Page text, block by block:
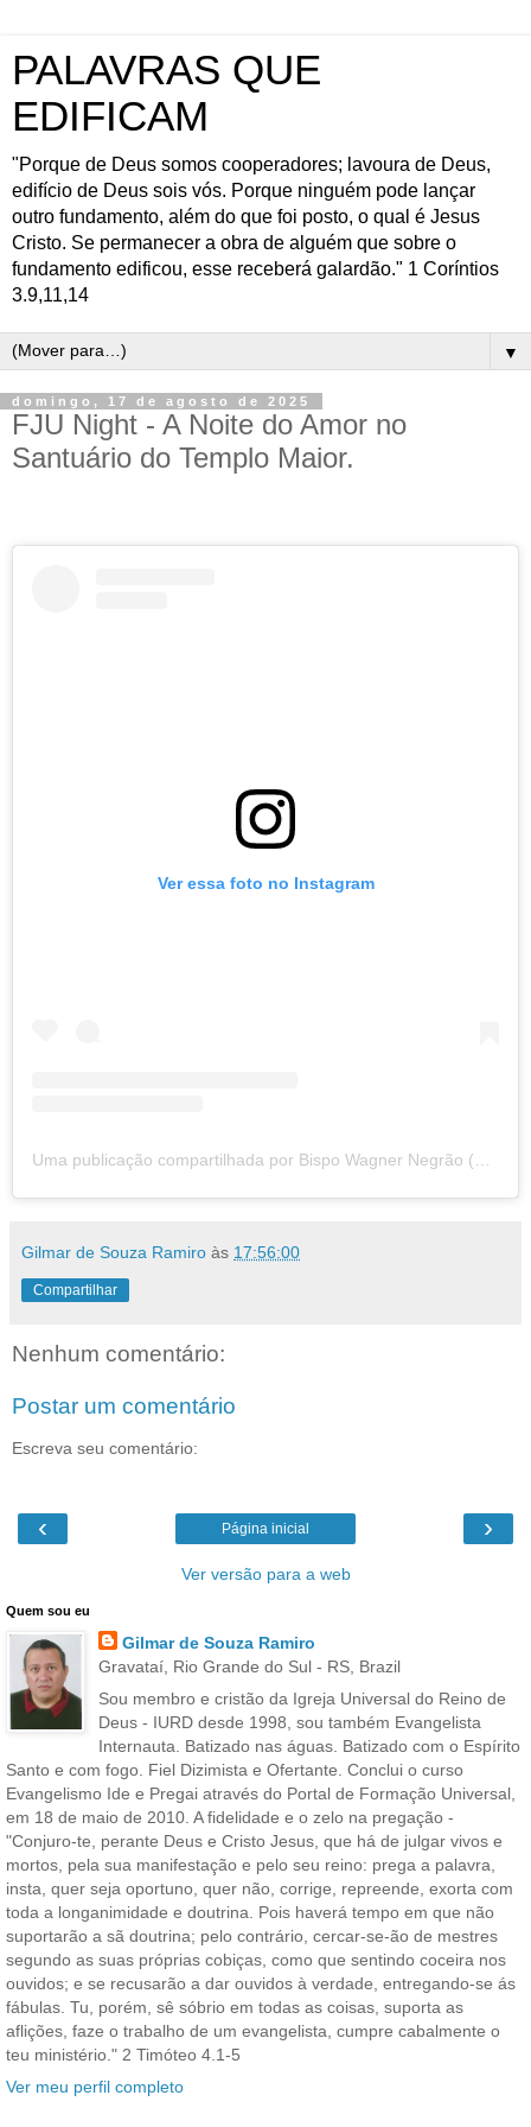
PALAVRAS QUE
EDIFICAM
"Porque de Deus somos cooperadores; lavoura de Deus,
edifício de Deus sois vós. Porque ninguém pode lançar
outro fundamento, além do que foi posto, o qual é Jesus
Cristo. Se permanecer a obra de alguém que sobre o
fundamento edificou, esse receberá galardão." 1 Coríntios
3.9,11,14
▼
domingo, 17 de agosto de 2025
FJU Night - A Noite do Amor no
Santuário do Templo Maior.
Ver essa foto no Instagram
Uma publicação compartilhada por Bispo Wagner Negrão (@bispowagnernegrao)
Gilmar de Souza Ramiro às 17:56:00
Compartilhar
Nenhum comentário:
Postar um comentário
Escreva seu comentário:
‹ ›
Página inicial
Ver versão para a web
Quem sou eu
Gilmar de Souza Ramiro
Gravataí, Rio Grande do Sul - RS, Brazil
Sou membro e cristão da Igreja Universal do Reino de
Deus - IURD desde 1998, sou também Evangelista
Internauta. Batizado nas águas. Batizado com o Espírito
Santo e com fogo. Fiel Dizimista e Ofertante. Conclui o curso
Evangelismo Ide e Pregai através do Portal de Formação Universal,
em 18 de maio de 2010. A fidelidade e o zelo na pregação -
"Conjuro-te, perante Deus e Cristo Jesus, que há de julgar vivos e
mortos, pela sua manifestação e pelo seu reino: prega a palavra,
insta, quer seja oportuno, quer não, corrige, repreende, exorta com
toda a longanimidade e doutrina. Pois haverá tempo em que não
suportarão a sã doutrina; pelo contrário, cercar-se-ão de mestres
segundo as suas próprias cobiças, como que sentindo coceira nos
ouvidos; e se recusarão a dar ouvidos à verdade, entregando-se ás
fábulas. Tu, porém, sê sóbrio em todas as coisas, suporta as
aflições, faze o trabalho de um evangelista, cumpre cabalmente o
teu ministério." 2 Timóteo 4.1-5
Ver meu perfil completo